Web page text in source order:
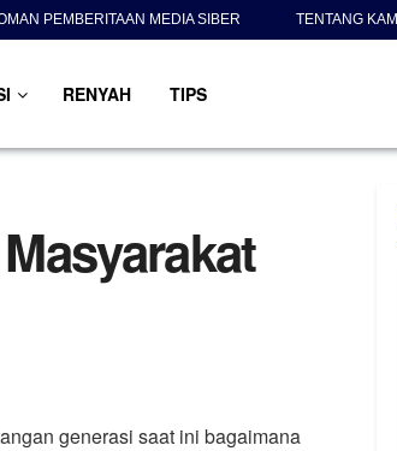
PEMBERITAAN MEDIA SIBER TENTANG KAMI
RENYAH TIPS
generasi saat ini bagaimana